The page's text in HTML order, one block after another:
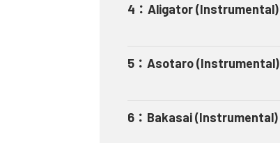
4 ： Aligator (Instrumental)
5 ： Asotaro (Instrumental)
6 ： Bakasai (Instrumental)